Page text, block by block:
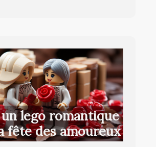
lego romantique
fête des amoureux